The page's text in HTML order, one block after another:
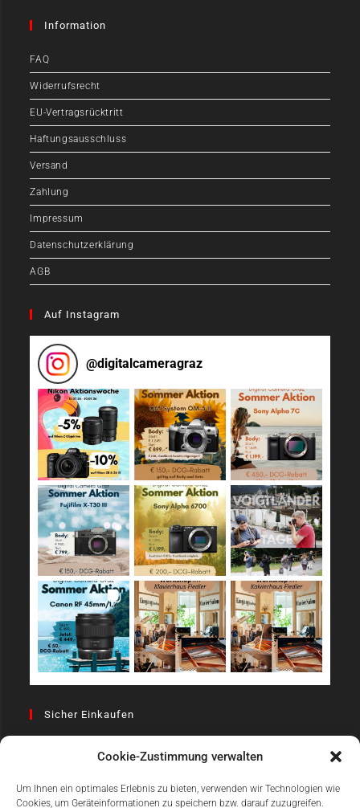
Cookie-Zustimmung verwalten
Um Ihnen ein optimales Erlebnis zu bieten, verwenden wir Technologien wie
Cookies, um Geräteinformationen zu speichern bzw. darauf zuzugreifen.
Information
FAQ
Widerrufsrecht
EU-Vertragsrücktritt
Haftungsausschluss
Versand
Zahlung
Impressum
Datenschutzerklärung
AGB
Auf Instagram
@digitalcameragraz
Sicher Einkaufen